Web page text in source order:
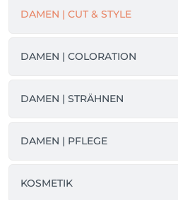
begrüßen zu dürfen.
DAMEN | CUT & STYLE
DAMEN | COLORATION
DAMEN | STRÄHNEN
DAMEN | PFLEGE
KOSMETIK